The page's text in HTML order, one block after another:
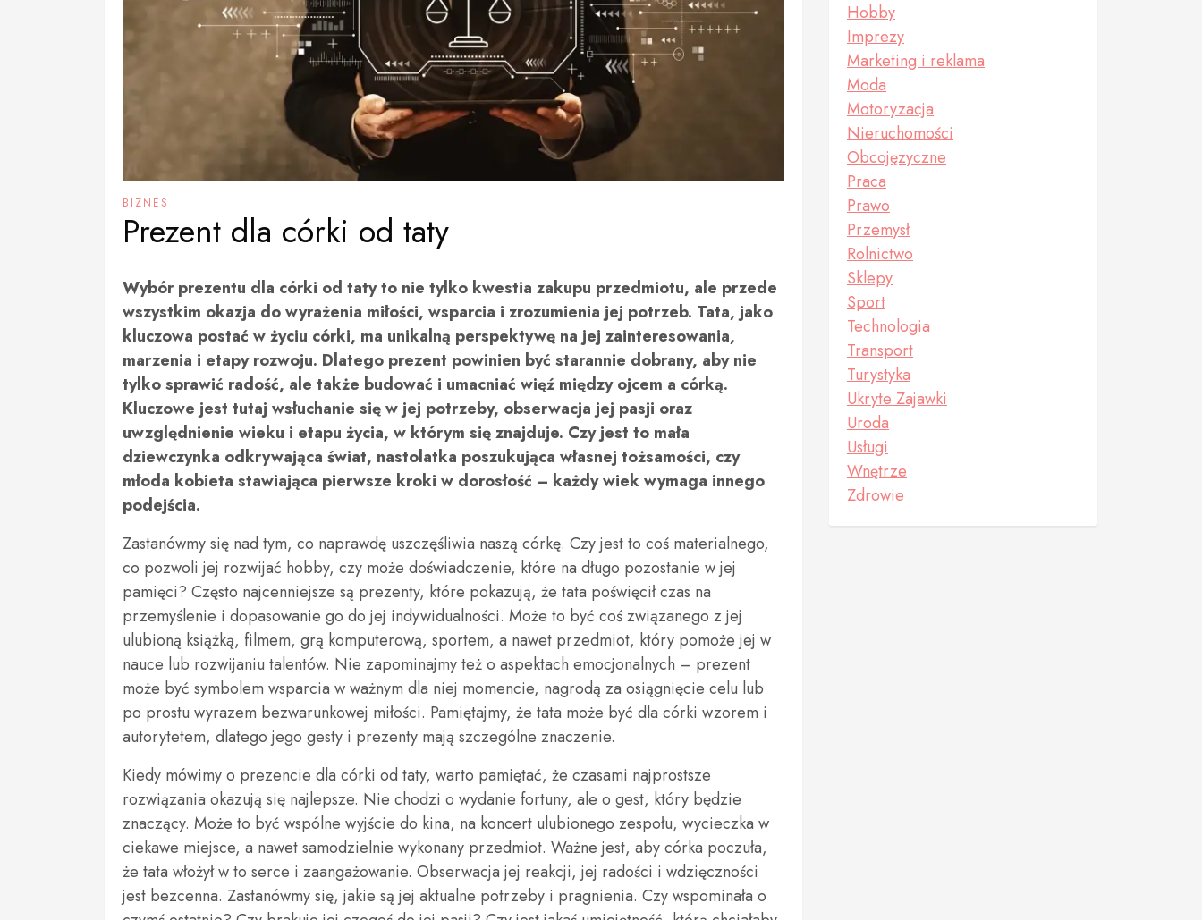
BIZNES
Prezent dla córki od taty
Wybór prezentu dla córki od taty to nie tylko kwestia zakupu przedmiotu, ale przede
wszystkim okazja do wyrażenia miłości, wsparcia i zrozumienia jej potrzeb. Tata, jako
kluczowa postać w życiu córki, ma unikalną perspektywę na jej zainteresowania,
marzenia i etapy rozwoju. Dlatego prezent powinien być starannie dobrany, aby nie
tylko sprawić radość, ale także budować i umacniać więź między ojcem a córką.
Kluczowe jest tutaj wsłuchanie się w jej potrzeby, obserwacja jej pasji oraz
uwzględnienie wieku i etapu życia, w którym się znajduje. Czy jest to mała
dziewczynka odkrywająca świat, nastolatka poszukująca własnej tożsamości, czy
młoda kobieta stawiająca pierwsze kroki w dorosłość – każdy wiek wymaga innego
podejścia.
Zastanówmy się nad tym, co naprawdę uszczęśliwia naszą córkę. Czy jest to coś materialnego,
co pozwoli jej rozwijać hobby, czy może doświadczenie, które na długo pozostanie w jej
pamięci? Często najcenniejsze są prezenty, które pokazują, że tata poświęcił czas na
przemyślenie i dopasowanie go do jej indywidualności. Może to być coś związanego z jej
ulubioną książką, filmem, grą komputerową, sportem, a nawet przedmiot, który pomoże jej w
nauce lub rozwijaniu talentów. Nie zapominajmy też o aspektach emocjonalnych – prezent
może być symbolem wsparcia w ważnym dla niej momencie, nagrodą za osiągnięcie celu lub
po prostu wyrazem bezwarunkowej miłości. Pamiętajmy, że tata może być dla córki wzorem i
autorytetem, dlatego jego gesty i prezenty mają szczególne znaczenie.
Kiedy mówimy o prezencie dla córki od taty, warto pamiętać, że czasami najprostsze
rozwiązania okazują się najlepsze. Nie chodzi o wydanie fortuny, ale o gest, który będzie
znaczący. Może to być wspólne wyjście do kina, na koncert ulubionego zespołu, wycieczka w
ciekawe miejsce, a nawet samodzielnie wykonany przedmiot. Ważne jest, aby córka poczuła,
że tata włożył w to serce i zaangażowanie. Obserwacja jej reakcji, jej radości i wdzięczności
jest bezcenna. Zastanówmy się, jakie są jej aktualne potrzeby i pragnienia. Czy wspominała o
Hobby
Imprezy
Marketing i reklama
Moda
Motoryzacja
Nieruchomości
Obcojęzyczne
Praca
Prawo
Przemysł
Rolnictwo
Sklepy
Sport
Technologia
Transport
Turystyka
Ukryte Zajawki
Uroda
Usługi
Wnętrze
Zdrowie